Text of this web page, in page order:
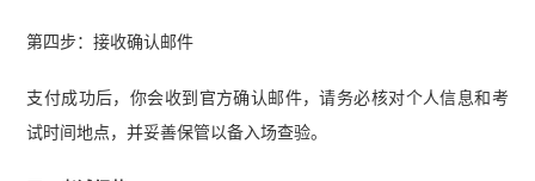
第四步：接收确认邮件
支付成功后，你会收到官方确认邮件，请务必核对个人信息和考
试时间地点，并妥善保管以备入场查验。